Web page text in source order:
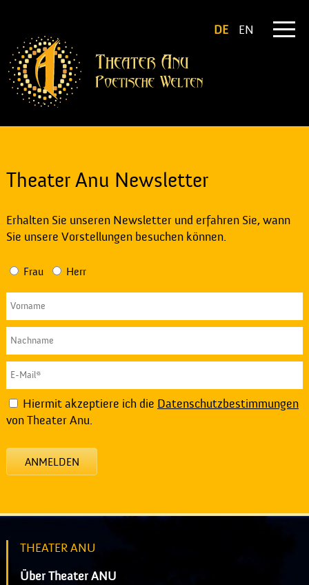
DE EN
Theater Anu Newsletter
Erhalten Sie unseren Newsletter und erfahren Sie, wann
Sie unsere Vorstellungen besuchen können.
Frau Herr
Hiermit akzeptiere ich die Datenschutzbestimmungen
von Theater Anu.
ANMELDEN
THEATER ANU
Über Theater ANU